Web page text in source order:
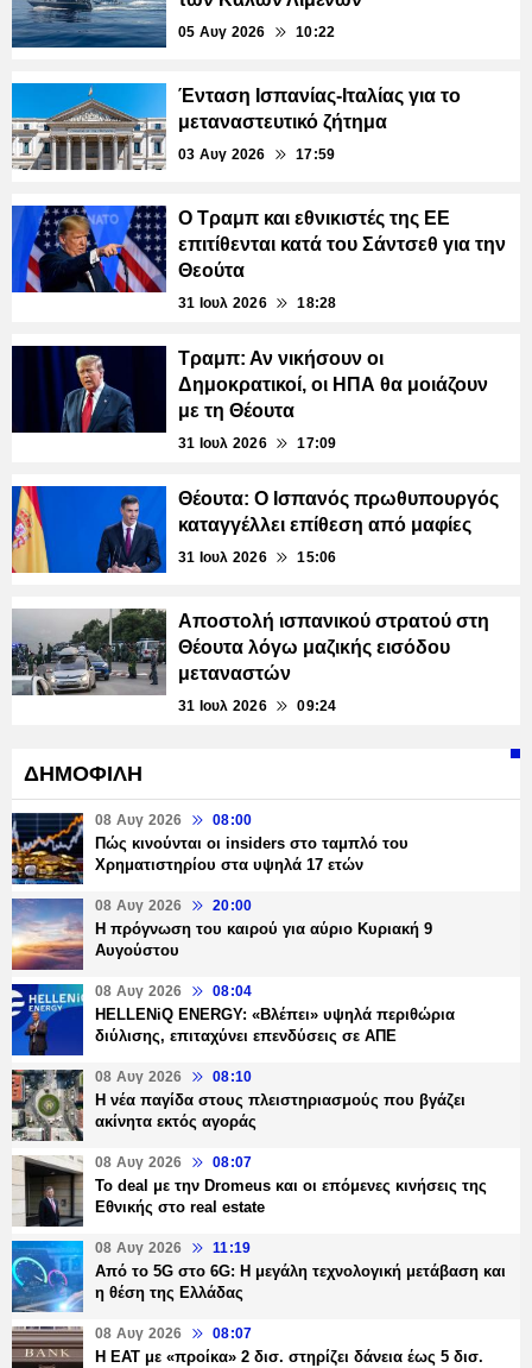
05 Αυγ 2026 10:22
Ένταση Ισπανίας-Ιταλίας για το
μεταναστευτικό ζήτημα
03 Αυγ 2026 17:59
Ο Τραμπ και εθνικιστές της ΕΕ
επιτίθενται κατά του Σάντσεθ για την
Θεούτα
31 Ιουλ 2026 18:28
Τραμπ: Αν νικήσουν οι
Δημοκρατικοί, οι ΗΠΑ θα μοιάζουν
με τη Θέουτα
31 Ιουλ 2026 17:09
Θέουτα: Ο Ισπανός πρωθυπουργός
καταγγέλλει επίθεση από μαφίες
31 Ιουλ 2026 15:06
Αποστολή ισπανικού στρατού στη
Θέουτα λόγω μαζικής εισόδου
μεταναστών
31 Ιουλ 2026 09:24
ΔΗΜΟΦΙΛΗ
08 Αυγ 2026 08:00
Πώς κινούνται οι insiders στο ταμπλό του
Χρηματιστηρίου στα υψηλά 17 ετών
08 Αυγ 2026 20:00
Η πρόγνωση του καιρού για αύριο Κυριακή 9
Αυγούστου
08 Αυγ 2026 08:04
HELLENiQ ENERGY: «Βλέπει» υψηλά περιθώρια
διύλισης, επιταχύνει επενδύσεις σε ΑΠΕ
08 Αυγ 2026 08:10
Η νέα παγίδα στους πλειστηριασμούς που βγάζει
ακίνητα εκτός αγοράς
08 Αυγ 2026 08:07
Το deal με την Dromeus και οι επόμενες κινήσεις της
Εθνικής στο real estate
08 Αυγ 2026 11:19
Από το 5G στο 6G: Η μεγάλη τεχνολογική μετάβαση και
η θέση της Ελλάδας
08 Αυγ 2026 08:07
Η ΕΑΤ με «προίκα» 2 δισ. στηρίζει δάνεια έως 5 δισ.